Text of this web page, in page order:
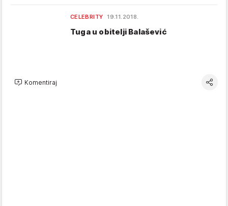
CELEBRITY 19.11.2018.
Tuga u obitelji Balašević
Komentiraj